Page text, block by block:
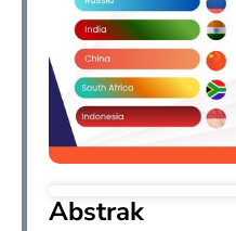
Abstrak